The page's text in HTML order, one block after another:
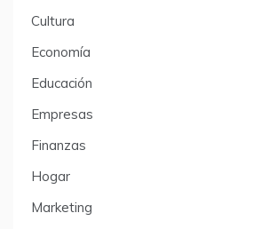
Cultura
Economía
Educación
Empresas
Finanzas
Hogar
Marketing